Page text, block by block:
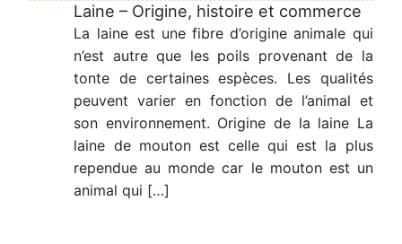
Laine – Origine, histoire et commerce
La laine est une fibre d’origine animale qui
n’est autre que les poils provenant de la
tonte de certaines espèces. Les qualités
peuvent varier en fonction de l’animal et
son environnement. Origine de la laine La
laine de mouton est celle qui est la plus
rependue au monde car le mouton est un
animal qui […]